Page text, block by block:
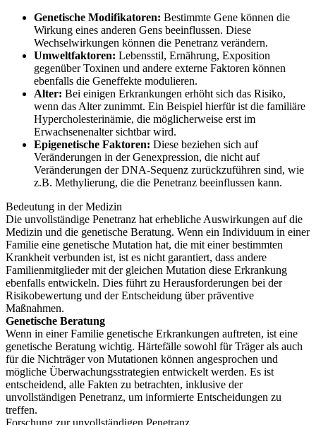
Genetische Modifikatoren: Bestimmte Gene können die
Wirkung eines anderen Gens beeinflussen. Diese
Wechselwirkungen können die Penetranz verändern.
Umweltfaktoren: Lebensstil, Ernährung, Exposition
gegenüber Toxinen und andere externe Faktoren können
ebenfalls die Geneffekte modulieren.
Alter: Bei einigen Erkrankungen erhöht sich das Risiko,
wenn das Alter zunimmt. Ein Beispiel hierfür ist die familiäre
Hypercholesterinämie, die möglicherweise erst im
Erwachsenenalter sichtbar wird.
Epigenetische Faktoren: Diese beziehen sich auf
Veränderungen in der Genexpression, die nicht auf
Veränderungen der DNA-Sequenz zurückzuführen sind, wie
z.B. Methylierung, die die Penetranz beeinflussen kann.
Bedeutung in der Medizin
Die unvollständige Penetranz hat erhebliche Auswirkungen auf die
Medizin und die genetische Beratung. Wenn ein Individuum in einer
Familie eine genetische Mutation hat, die mit einer bestimmten
Krankheit verbunden ist, ist es nicht garantiert, dass andere
Familienmitglieder mit der gleichen Mutation diese Erkrankung
ebenfalls entwickeln. Dies führt zu Herausforderungen bei der
Risikobewertung und der Entscheidung über präventive
Maßnahmen.
Genetische Beratung
Wenn in einer Familie genetische Erkrankungen auftreten, ist eine
genetische Beratung wichtig. Härtefälle sowohl für Träger als auch
für die Nichträger von Mutationen können angesprochen und
mögliche Überwachungsstrategien entwickelt werden. Es ist
entscheidend, alle Fakten zu betrachten, inklusive der
unvollständigen Penetranz, um informierte Entscheidungen zu
treffen.
Forschung zur unvollständigen Penetranz